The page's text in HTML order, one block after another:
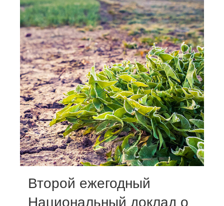
О нас
Об институте
Научные подразделения
Администрация
Сотрудники
Отчетность
Противодействие коррупции
Материалы для СМИ
Второй ежегодный
Национальный доклад о